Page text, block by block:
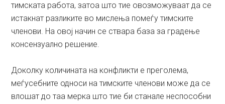
тимската работа, затоа што тие овозможуваат да се
истакнат разликите во мислења помеѓу тимските
членови. На овој начин се ствара база за градење
консензуално решение.
Доколку количината на конфликти е преголема,
меѓусебните односи на тимските членови може да се
влошат до таа мерка што тие би станале неспособни